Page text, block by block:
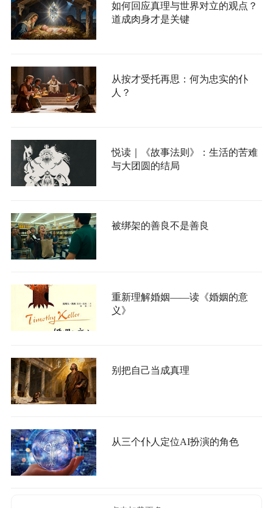
如何回应真理与世界对立的观点？
道成肉身才是关键
从按才受托再思：何为忠实的仆
人？
悦读｜《故事法则》：生活的苦难
与大团圆的结局
被绑架的善良不是善良
重新理解婚姻——读《婚姻的意
义》
别把自己当成真理
从三个仆人定位AI扮演的角色